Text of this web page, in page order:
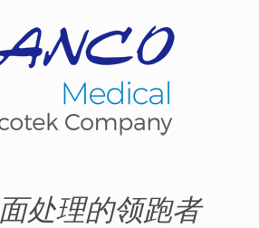
处理的领跑者